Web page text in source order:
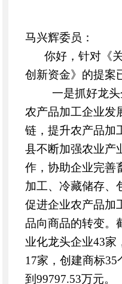
马兴辉委员：
你好，针对《
创新资金》的提案
一是抓好龙头
农产品加工企业发
链，提升农产品加
县不断加强农业产
作，协助企业完善
加工、冷藏储存、
促进企业农产品加
品向商品的转变。
业化龙头企业43家
17家，创建商标
到99797.53万元。